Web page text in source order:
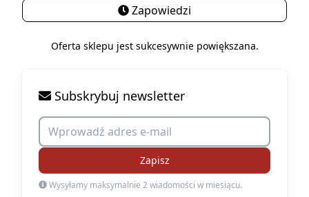
Zapowiedzi
Oferta sklepu jest sukcesywnie powiększana.
Subskrybuj newsletter
Zapisz
Wysyłamy maksymalnie 2 wiadomości w miesiącu.